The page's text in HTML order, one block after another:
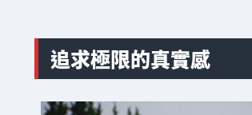
追求極限的真實感